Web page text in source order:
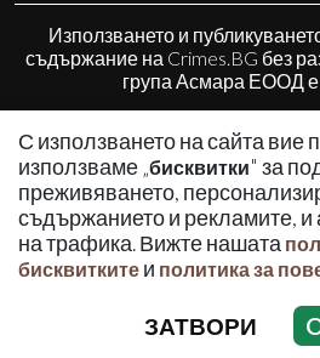
С използването на сайта вие
използваме „бисквитки" за
преживяването,
съдържанието и рекламите,
на трафика. Вижте нашата
бисквитките и политика за
ЗАТВОРИ
Използването и
съдържание на Crimes.BG без
група Асмара ЕООД е
© 2010 - 2026 |
РЕКЛАМА
КОНТАКТИ
ОБЩИ
ПОЛИТИКА ЗА